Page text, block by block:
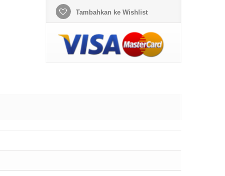
Tambahkan ke Wishlist